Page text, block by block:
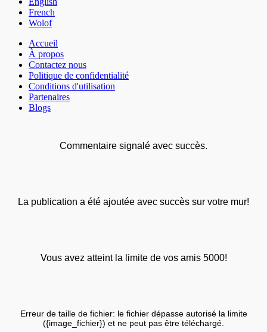
French
Wolof
Accueil
À propos
Contactez nous
Politique de confidentialité
Conditions d'utilisation
Partenaires
Blogs
Commentaire signalé avec succès.
La publication a été ajoutée avec succès sur votre mur!
Vous avez atteint la limite de vos amis 5000!
Erreur de taille de fichier: le fichier dépasse autorisé la limite
({image_fichier}) et ne peut pas être téléchargé.